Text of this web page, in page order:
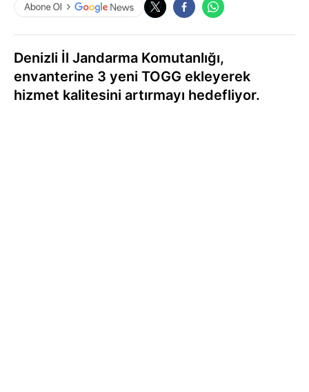
Denizli İl Jandarma Komutanlığı,
envanterine 3 yeni TOGG ekleyerek
hizmet kalitesini artırmayı hedefliyor.